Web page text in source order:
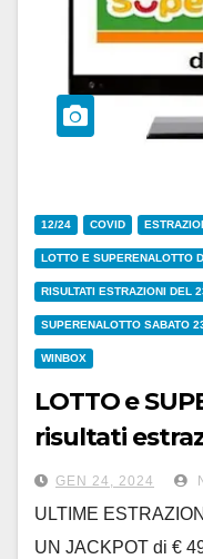
12/24 COVID
LOTTO E SUPERENALOTTO
RISULTATI ESTRAZIONI DEL
SUPERENALOTTO SABATO
WINBOX
LOTTO e
risultati
2024
GEN 24, 2024
ULTIME
UN JACKPOT di €